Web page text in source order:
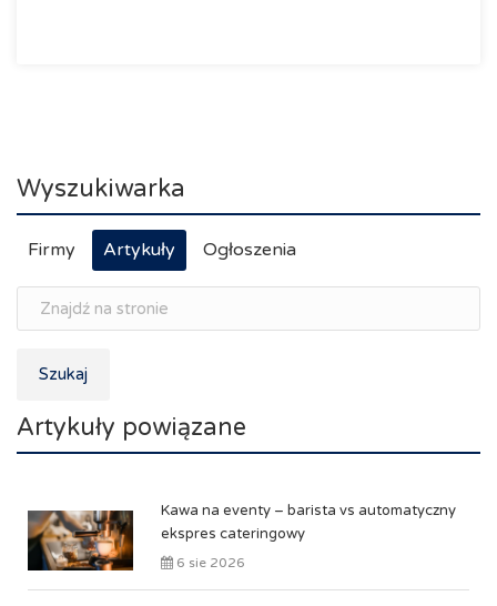
Wyszukiwarka
Firmy Artykuły Ogłoszenia
Szukaj
Artykuły powiązane
Kawa na eventy – barista vs automatyczny
ekspres cateringowy
6 sie 2026